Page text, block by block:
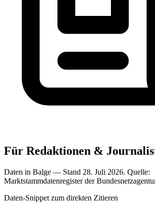
Für Redaktionen &
Daten in Balge — Stand 28. Juli 2026. Quelle:
Marktstammdatenregister der
Daten-Snippet zum direkten Zitieren